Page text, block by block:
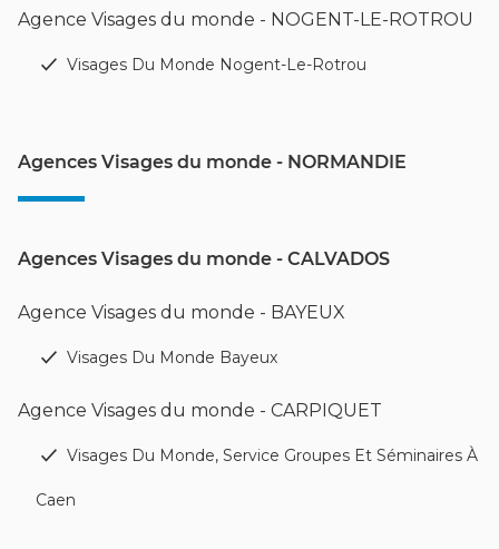
Agence Visages du monde - NOGENT-LE-ROTROU
Visages Du Monde Nogent-Le-Rotrou
Agences Visages du monde - NORMANDIE
Agences Visages du monde - CALVADOS
Agence Visages du monde - BAYEUX
Visages Du Monde Bayeux
Agence Visages du monde - CARPIQUET
Visages Du Monde, Service Groupes Et Séminaires À
Caen